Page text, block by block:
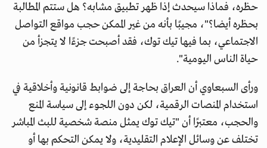
حظره، فماذا سيحدث إذا ظهر تطبيق مشابه؟ هل ستتم المطالبة
بحظره أيضا؟"، مجيبًا بأنه من غير الممكن حجب مواقع التواصل
الاجتماعي، بما فيها تيك توك، فقد أصبحت جزءًا لا يتجزأ من
حياة الناس اليومية".
ورأى السبعاوي أن العراق بحاجة إلى ضوابط قانونية وأخلاقية في
استخدام المنصات الرقمية، لكن دون اللجوء إلى سياسة المنع
والحجب، معتبرًا أن "تيك توك يمثل منصة شخصية للبث المباشر
تختلف عن وسائل الإعلام التقليدية، ولا يمكن التحكم بها أو